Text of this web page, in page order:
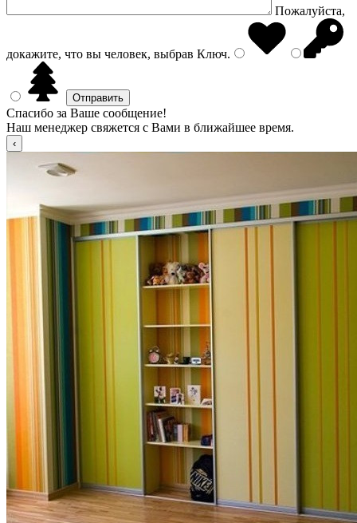
Пожалуйста,
докажите, что вы человек, выбрав Ключ.
Спасибо за Ваше сообщение!
Наш менеджер свяжется с Вами в ближайшее время.